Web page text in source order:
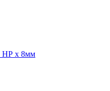
х 8мм